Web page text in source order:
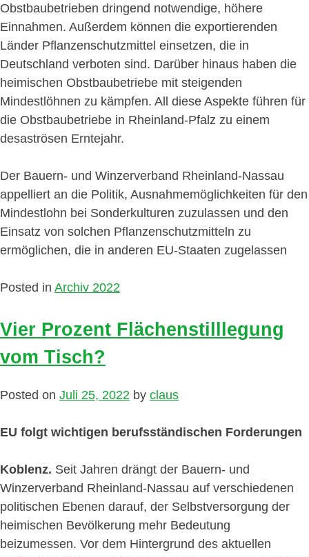
Obstbaubetrieben dringend notwendige, höhere
Einnahmen. Außerdem können die exportierenden
Länder Pflanzenschutzmittel einsetzen, die in
Deutschland verboten sind. Darüber hinaus haben die
heimischen Obstbaubetriebe mit steigenden
Mindestlöhnen zu kämpfen. All diese Aspekte führen für
die Obstbaubetriebe in Rheinland-Pfalz zu einem
desaströsen Erntejahr.
Der Bauern- und Winzerverband Rheinland-Nassau
appelliert an die Politik, Ausnahmemöglichkeiten für den
Mindestlohn bei Sonderkulturen zuzulassen und den
Einsatz von solchen Pflanzenschutzmitteln zu
ermöglichen, die in anderen EU-Staaten zugelassen
Posted in Archiv 2022
Vier Prozent Flächenstilllegung
vom Tisch?
Posted on Juli 25, 2022 by claus
EU folgt wichtigen berufsständischen Forderungen
Koblenz. Seit Jahren drängt der Bauern- und
Winzerverband Rheinland-Nassau auf verschiedenen
politischen Ebenen darauf, der Selbstversorgung der
heimischen Bevölkerung mehr Bedeutung
beizumessen. Vor dem Hintergrund des aktuellen